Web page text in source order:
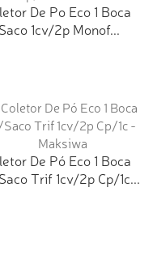
De Po Eco 1 Boca
1cv/2p Monof...
De Pó Eco 1 Boca
Trif 1cv/2p Cp/1c...